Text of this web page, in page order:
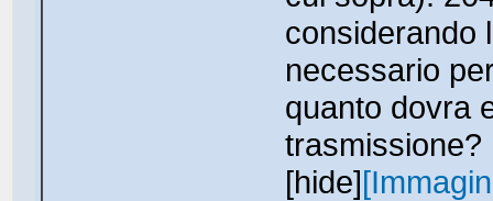
considerando
necessario
quanto dovra
trasmissione?
[hide]